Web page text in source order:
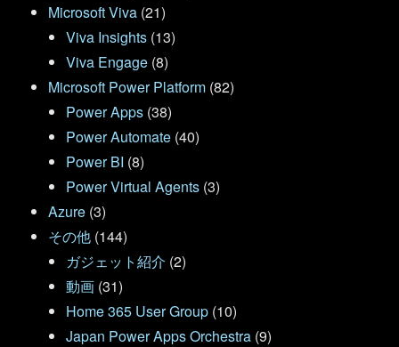
Microsoft Viva (21)
Viva Insights (13)
Viva Engage (8)
Microsoft Power Platform (82)
Power Apps (38)
Power Automate (40)
Power BI (8)
Power Virtual Agents (3)
Azure (3)
その他 (144)
ガジェット紹介 (2)
動画 (31)
Home 365 User Group (10)
Japan Power Apps Orchestra (9)